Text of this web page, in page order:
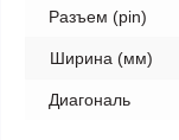
Разъем (pin)
Ширина (мм)
Диагональ